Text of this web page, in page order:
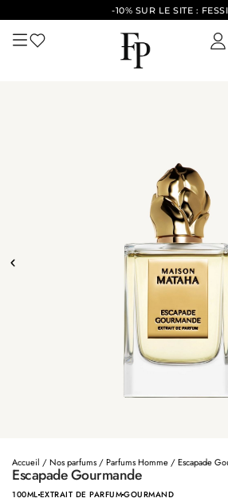
-10% SUR LE SITE :
Accueil /Nos parfums/Parfums Homme/ Escapade
Escapade Gourmande
100MLEXTRAIT DE PARFUMGOURMAND